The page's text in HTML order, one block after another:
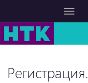
Регистрация.